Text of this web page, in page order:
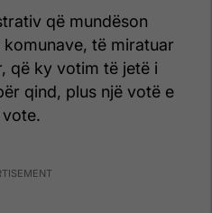
që mundëson
të miratuar
që ky votim të jetë i
qind, plus një votë e